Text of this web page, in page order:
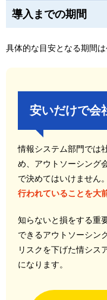
導入までの期間
具体的な目安となる期間
安いだけで会
情報システム部門では
め、アウトソーシング
で決めてはいけません
行われていることを大
知らないと損をする重
できるアウトソーシン
リスクを下げた情シス
になります。